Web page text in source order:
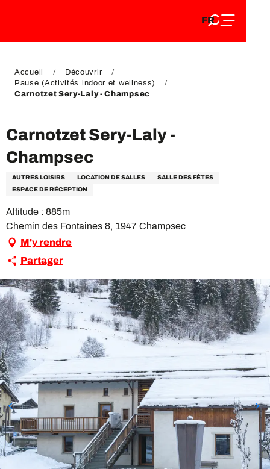
DE
FR
EN
Accueil
Découvrir
Pause (Activités indoor et wellness)
Carnotzet Sery-Laly - Champsec
Carnotzet Sery-Laly -
Champsec
AUTRES LOISIRS LOCATION DE SALLES
SALLE DES FÊTES
ESPACE DE RÉCEPTION
Altitude : 885m
Chemin des Fontaines 8, 1947 Champsec
M'y rendre
Partager